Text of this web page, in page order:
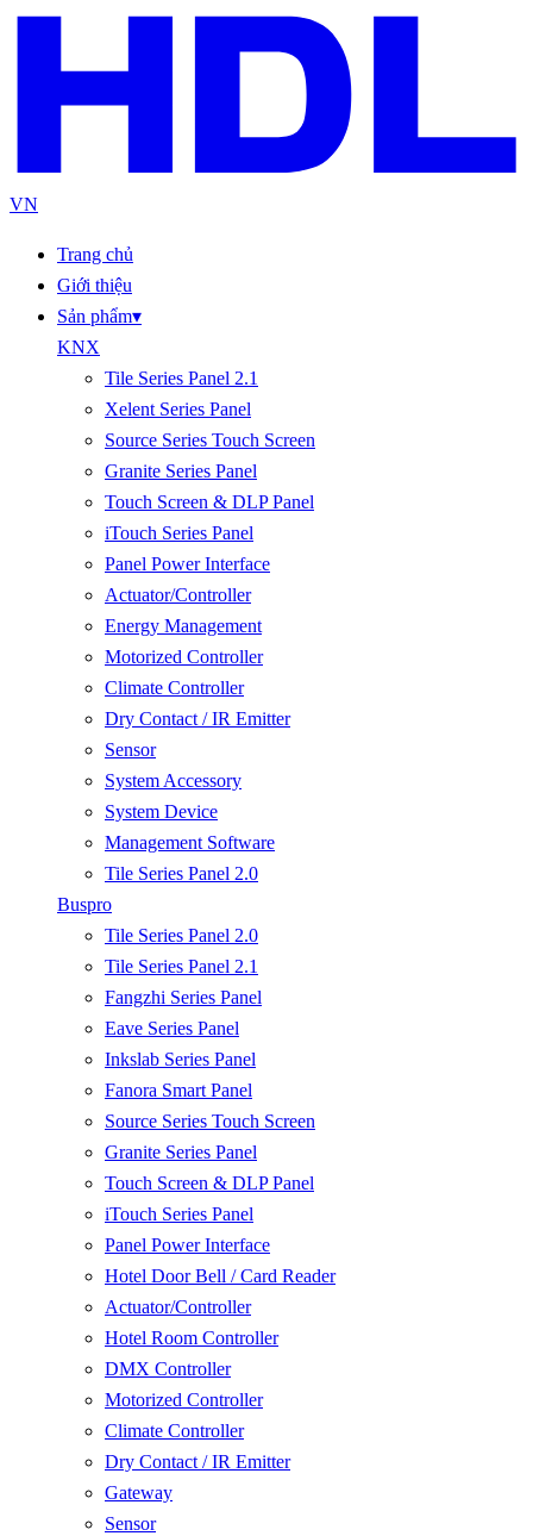
VN
Trang chủ
Giới thiệu
Sản phẩm▾
KNX
Tile Series Panel 2.1
Xelent Series Panel
Source Series Touch Screen
Granite Series Panel
Touch Screen & DLP Panel
iTouch Series Panel
Panel Power Interface
Actuator/Controller
Energy Management
Motorized Controller
Climate Controller
Dry Contact / IR Emitter
Sensor
System Accessory
System Device
Management Software
Tile Series Panel 2.0
Buspro
Tile Series Panel 2.0
Tile Series Panel 2.1
Fangzhi Series Panel
Eave Series Panel
Inkslab Series Panel
Fanora Smart Panel
Source Series Touch Screen
Granite Series Panel
Touch Screen & DLP Panel
iTouch Series Panel
Panel Power Interface
Hotel Door Bell / Card Reader
Actuator/Controller
Hotel Room Controller
DMX Controller
Motorized Controller
Climate Controller
Dry Contact / IR Emitter
Gateway
Sensor